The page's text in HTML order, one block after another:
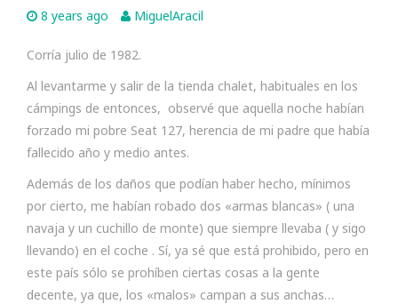
8 years ago MiguelAracil
Corría julio de 1982.
Al levantarme y salir de la tienda chalet, habituales en los
cámpings de entonces, observé que aquella noche habían
forzado mi pobre Seat 127, herencia de mi padre que había
fallecido año y medio antes.
Además de los daños que podían haber hecho, mínimos
por cierto, me habían robado dos «armas blancas» ( una
navaja y un cuchillo de monte) que siempre llevaba ( y sigo
llevando) en el coche . Sí, ya sé que está prohibido, pero en
este país sólo se prohíben ciertas cosas a la gente
decente, ya que, los «malos» campan a sus anchas…